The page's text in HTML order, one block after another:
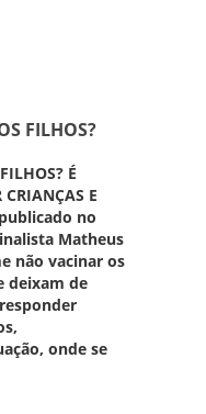
FILHOS?
É
E
no
Matheus
não vacinar os
deixam de
onde se